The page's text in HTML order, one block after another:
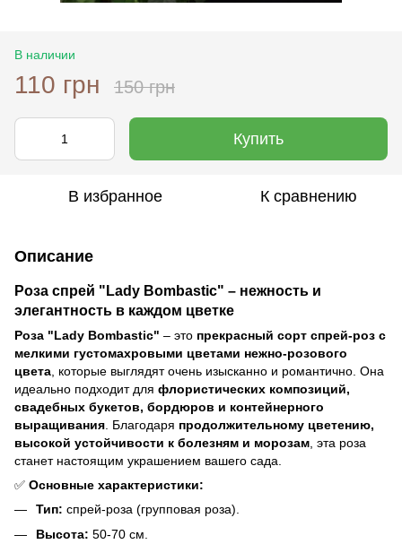
В наличии
110 грн 150 грн
Купить
В избранное К сравнению
Описание
Роза спрей "Lady Bombastic" – нежность и
элегантность в каждом цветке
Роза "Lady Bombastic" – это прекрасный сорт спрей-роз с
мелкими густомахровыми цветами нежно-розового
цвета , которые выглядят очень изысканно и романтично. Она
идеально подходит для флористических композиций,
свадебных букетов, бордюров и контейнерного
выращивания . Благодаря продолжительному цветению,
высокой устойчивости к болезням и морозам , эта роза
станет настоящим украшением вашего сада.
✅ Основные характеристики:
Тип: спрей-роза (групповая роза).
Высота: 50-70 см.